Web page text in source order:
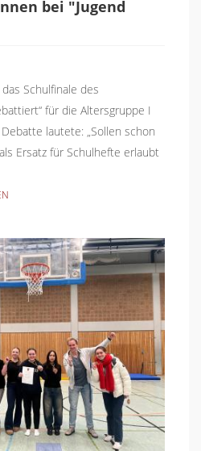
bei "Jugend
Schulfinale des
für die Altersgruppe I
lautete: „Sollen schon
Ersatz für Schulhefte erlaubt